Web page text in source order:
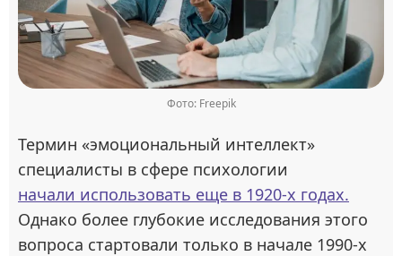
Фото: Freepik
Термин «эмоциональный интеллект»
специалисты в сфере психологии
начали использовать еще в 1920-х годах.
Однако более глубокие исследования этого
вопроса стартовали только в начале 1990-х